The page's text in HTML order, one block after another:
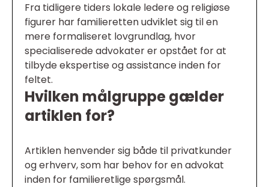
Fra tidligere tiders lokale ledere og religiøse
figurer har familieretten udviklet sig til en
mere formaliseret lovgrundlag, hvor
specialiserede advokater er opstået for at
tilbyde ekspertise og assistance inden for
feltet.
Hvilken målgruppe gælder
artiklen for?
Artiklen henvender sig både til privatkunder
og erhverv, som har behov for en advokat
inden for familieretlige spørgsmål.